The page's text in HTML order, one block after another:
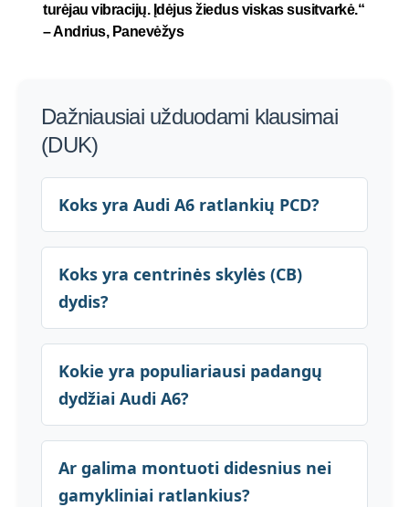
turėjau vibracijų. Įdėjus žiedus viskas susitvarkė.“
–Andrius, Panevėžys
Dažniausiai užduodami klausimai
(DUK)
Koks yra Audi A6 ratlankių PCD?
Koks yra centrinės skylės (CB)
dydis?
Kokie yra populiariausi padangų
dydžiai Audi A6?
Ar galima montuoti didesnius nei
gamykliniai ratlankius?